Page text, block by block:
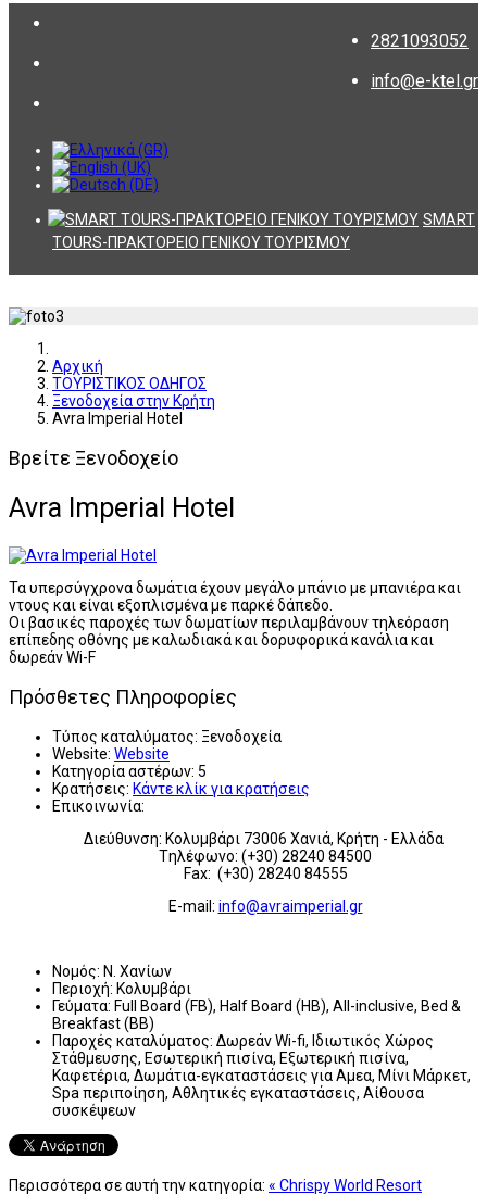
2821093052
info@e-ktel.gr
SMART
TOURS-ΠΡΑΚΤΟΡΕΙΟ ΓΕΝΙΚΟΥ ΤΟΥΡΙΣΜΟΥ
Αρχική
ΤΟΥΡΙΣΤΙΚΟΣ ΟΔΗΓΟΣ
Ξενοδοχεία στην Κρήτη
Avra Imperial Hotel
Βρείτε Ξενοδοχείο
Avra Imperial Hotel
Τα υπερσύγχρονα δωμάτια έχουν μεγάλο μπάνιο με μπανιέρα και
ντους και είναι εξοπλισμένα με παρκέ δάπεδο.
Οι βασικές παροχές των δωματίων περιλαμβάνουν τηλεόραση
επίπεδης οθόνης με καλωδιακά και δορυφορικά κανάλια και
δωρεάν Wi-F
Πρόσθετες Πληροφορίες
Τύπος καταλύματος: Ξενοδοχεία
Website: Website
Κατηγορία αστέρων: 5
Κρατήσεις: Κάντε κλίκ για κρατήσεις
Επικοινωνία:
Διεύθυνση: Κολυμβάρι 73006 Χανιά, Κρήτη - Ελλάδα
Tηλέφωνο: (+30) 28240 84500
Fax: (+30) 28240 84555
E-mail: info@avraimperial.gr
Νομός: Ν. Χανίων
Περιοχή: Κολυμβάρι
Γεύματα: Full Board (FB), Half Board (HB), All-inclusive, Bed &
Breakfast (BB)
Παροχές καταλύματος: Δωρεάν Wi-fi, Ιδιωτικός Χώρος
Στάθμευσης, Εσωτερική πισίνα, Εξωτερική πισίνα,
Καφετέρια, Δωμάτια-εγκαταστάσεις για Αμεα, Μίνι Μάρκετ,
Spa περιποίηση, Αθλητικές εγκαταστάσεις, Αίθουσα
συσκέψεων
Περισσότερα σε αυτή την κατηγορία: « Chrispy World Resort